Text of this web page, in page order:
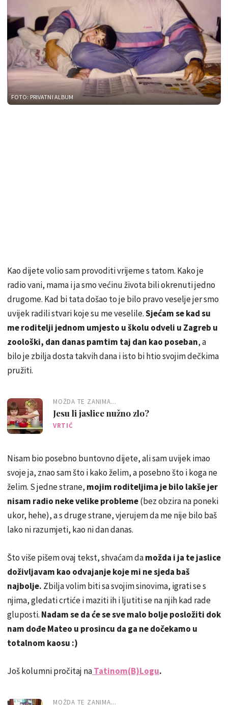
FOTO: PRIVATNI ALBUM
Kao dijete volio sam provoditi vrijeme s tatom. Kako je
radio vani, mama i ja smo većinu života bili okrenuti jedno
drugome. Kad bi tata došao to je bilo pravo veselje jer smo
uvijek radili stvari koje su me veselile.Sjećam se kad su
me roditelji jednom umjesto u školu odveli u Zagreb u
zoološki, dan danas pamtim taj dan kao poseban, a
bilo je zbilja dosta takvih dana i isto bi htio svojim dečkima
pružiti.
MOŽDA TE ZANIMA...
Jesu li jaslice nužno zlo?
VRTIĆ
Nisam bio posebno buntovno dijete, ali sam uvijek imao
svoje ja, znao sam što i kako želim, a posebno što i koga ne
želim. S jedne strane, mojim roditeljima je bilo lakše jer
nisam radio neke velike probleme(bez obzira na poneki
ukor, hehe), a s druge strane, vjerujem da me nije bilo baš
lako ni razumjeti, kao ni dan danas.
Što više pišem ovaj tekst, shvaćam damožda i ja te jaslice
doživljavam kao odvajanje koje mi ne sjeda baš
najbolje. Zbilja volim biti sa svojim sinovima, igrati se s
njima, gledati crtiće i maziti ih i ljutiti se na njih kad rade
gluposti. Nadam se da će se sve malo bolje posložiti dok
nam dođe Mateo u prosincu da ga ne dočekamo u
totalnom kaosu :)
Još kolumni pročitaj naTatinom(B)Logu.
MOŽDA TE ZANIMA...